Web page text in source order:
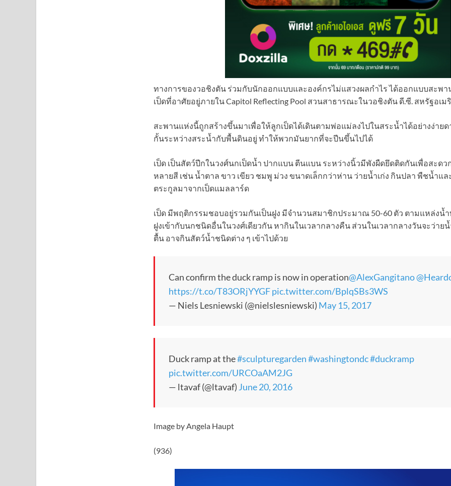
ทางการของวอชิงตัน ร่วมกับนักออกแบบและองค์กรไม่แสวงผลกำไร ได้ออกแบบสะพ
เป็ดที่อาศัยอยู่ภายใน Capitol Reflecting Pool สวนสาธารณะในวอชิงตัน ดี.ซี. สหรัฐอเม
สะพานแห่งนี้ถูกสร้างขึ้นมาเพื่อให้ลูกเป็ดได้เดินตามพ่อแม่ลงไปในสระน้ำได้อย่างง่ายด
กั้นระหว่างสระน้ำกับพื้นดินอยู่ ทำให้พวกมันยากที่จะปีนขึ้นไปได้
เป็ด เป็นสัตว์ปีกในวงศ์นกเป็ดน้ำ ปากแบน ตีนแบน ระหว่างนิ้วมีพังผืดยึดติดกันเพื่อสะดว
หลายสี เช่น น้ำตาล ขาว เขียว ชมพู ม่วง ขนาดเล็กกว่าห่าน ว่ายน้ำเก่ง กินปลา พืชน้ำแ
ตระกูลมาจากเป็ดแมลลาร์ด
เป็ด มีพฤติกรรมชอบอยู่รวมกันเป็นฝูง มีจำนวนสมาชิกประมาณ 50-60 ตัว ตามแหล่งน้ำ
ฝูงเข้ากับนกชนิดอื่นในวงศ์เดียวกัน หากินในเวลากลางคืน ส่วนในเวลากลางวันจะว่า
ตื้น อาจกินสัตว์น้ำชนิดต่าง ๆ เข้าไปด้วย
Can confirm the duck ramp is now in operation@AlexGangitano
https://t.co/T83ORjYYGF pic.twitter.com/BplqSBs3WS
— Niels Lesniewski (@nielslesniewski) May 15, 2017
Duck ramp at the#sculpturegarden#washingtondc#duckramp
pic.twitter.com/URCOaAM2JG
— ltavaf (@ltavaf) June 20, 2016
Image by Angela Haupt
(936)